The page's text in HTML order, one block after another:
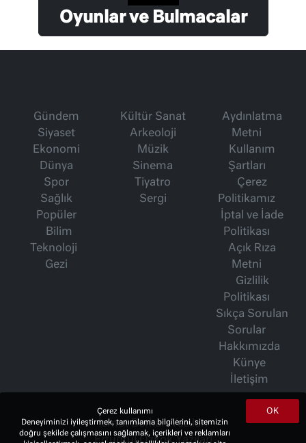
Oyunlar ve Bulmacalar
Gündem
Siyaset
Ekonomi
Dünya
Spor
Sağlık
Popüler
Bilim
Teknoloji
Gezi
Kültür Sanat
Arkeoloji
Müzik
Sinema
Tiyatro
Sergi
Aydınlatma
Metni
Kullanım
Şartları
Çerez
Politikamız
İptal ve İade
Politikası
Açık Rıza
Metni
Gizlilik
Politikası
Sıkça Sorulan
Sorular
Hakkımızda
Künye
İletişim
İsmet Berkan Yazıları
Ertuğrul Özkök Yazıları
OK
Çerez kullanımı
Deneyiminizi iyileştirmek, tanımlama bilgilerini, sitemizin
doğru şekilde çalışmasını sağlamak, içerikleri ve reklamları